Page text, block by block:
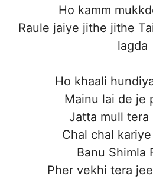
Ho kamm
Raule jaiye jithe jithe
lagda
Ho khaali
Mainu lai de je
Jatta mull tera
Chal chal
Banu Shimla
Pher vekhi tera